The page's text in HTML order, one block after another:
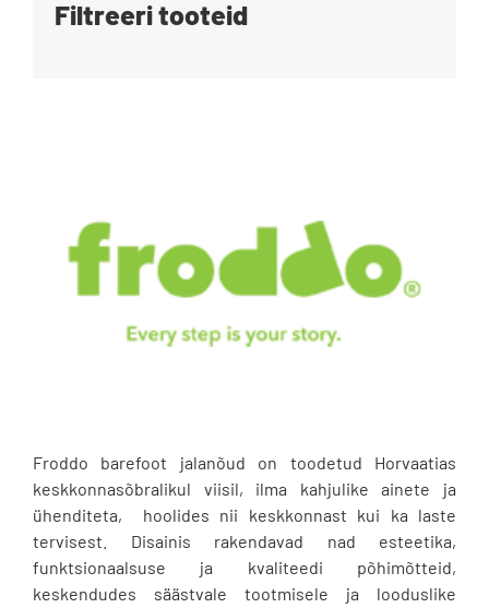
Froddo barefoot jalanõud on toodetud Horvaatias
keskkonnasõbralikul viisil, ilma kahjulike ainete ja
ühenditeta, hoolides nii keskkonnast kui ka laste
tervisest. Disainis rakendavad nad esteetika,
funktsionaalsuse ja kvaliteedi põhimõtteid,
keskendudes säästvale tootmisele ja looduslike
Filtreeri tooteid